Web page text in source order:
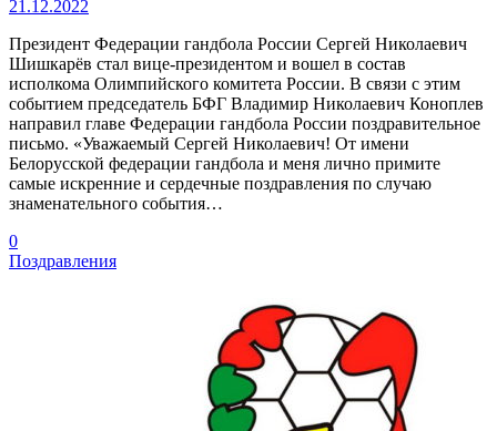
21.12.2022
Президент Федерации гандбола России Сергей Николаевич
Шишкарёв стал вице-президентом и вошел в состав
исполкома Олимпийского комитета России. В связи с этим
событием председатель БФГ Владимир Николаевич Коноплев
направил главе Федерации гандбола России поздравительное
письмо. «Уважаемый Сергей Николаевич! От имени
Белорусской федерации гандбола и меня лично примите
самые искренние и сердечные поздравления по случаю
знаменательного события…
0
Поздравления